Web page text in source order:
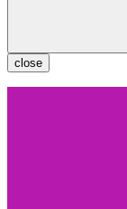
close